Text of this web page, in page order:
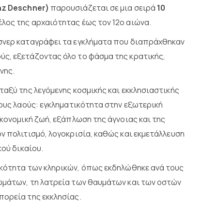
Deschner) παρουσιάζεται σε μια σειρά 10
της αρχαιότητας έως τον 12ο αιώνα.
καταγράφει τα εγκλήματα που διαπράχθηκαν
εξετάζοντας όλο το φάσμα της κρατικής,
της λεγόμενης κοσμικής και εκκλησιαστικής
λαούς: εγκληματικότητα στην εξωτερική
ζωή, εξάπλωση της άγνοιας και της
πολιτισμό, λογοκρισία, καθώς και εκμετάλλευση
δικαίου.
των κληρικών, όπως εκδηλώθηκε ανά τους
τη λατρεία των θαυμάτων και των οστών
της εκκλησίας.